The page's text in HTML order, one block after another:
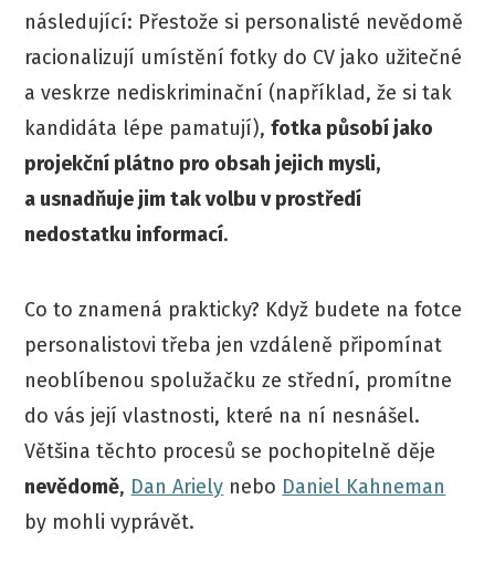
následující: Přestože si personalisté nevědomě
racionalizují umístění fotky do CV jako užitečné
a veskrze nediskriminační (například, že si tak
kandidáta lépe pamatují),fotka působí jako
projekční plátno pro obsah jejich mysli,
a usnadňuje jim tak volbu v prostředí
nedostatku informací.
Co to znamená prakticky? Když budete na fotce
personalistovi třeba jen vzdáleně připomínat
neoblíbenou spolužačku ze střední, promítne
do vás její vlastnosti, které na ní nesnášel.
Většina těchto procesů se pochopitelně děje
nevědomě, Dan Ariely nebo Daniel Kahneman
by mohli vyprávět.